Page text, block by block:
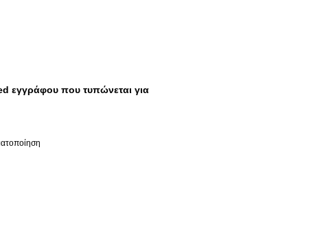
εγγράφου που τυπώνεται για